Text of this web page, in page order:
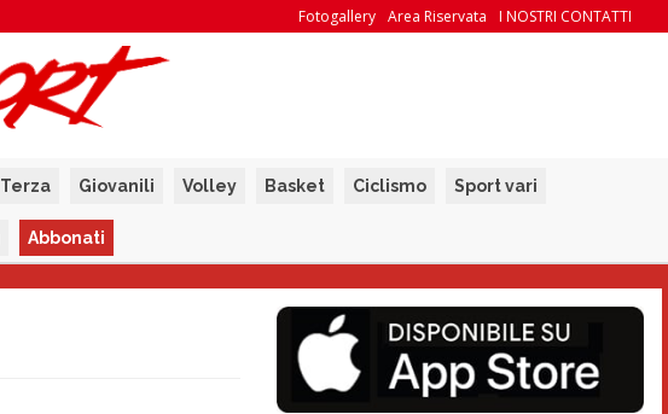
I NOSTRI CONTATTI
Area Riservata
Fotogallery
Terza Giovanili Volley Basket Ciclismo Sport vari
Abbonati